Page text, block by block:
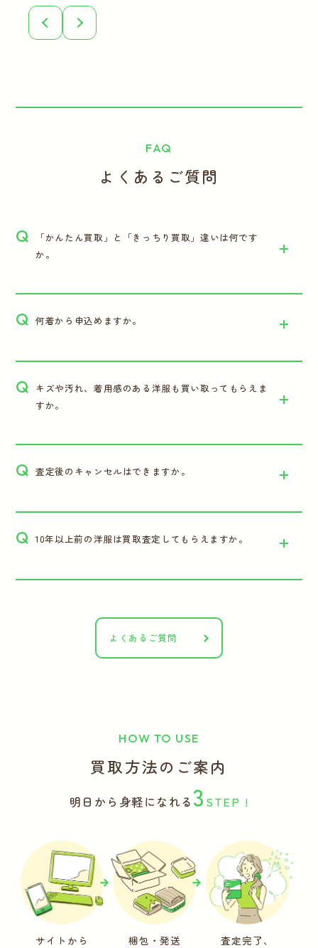
FAQ
よくあるご質問
Q
「かんたん買取」と「きっちり買取」違いは何です
か。
Q 何着から申込めますか。
Q キズや汚れ、着用感のある洋服も買い取ってもらえま
すか。
Q 査定後のキャンセルはできますか。
Q 10年以上前の洋服は買取査定してもらえますか。
よくあるご質問
HOW TO USE
買取方法のご案内
明日から身軽になれる 3 STEP !
サイトから
梱包・発送
査定完了、